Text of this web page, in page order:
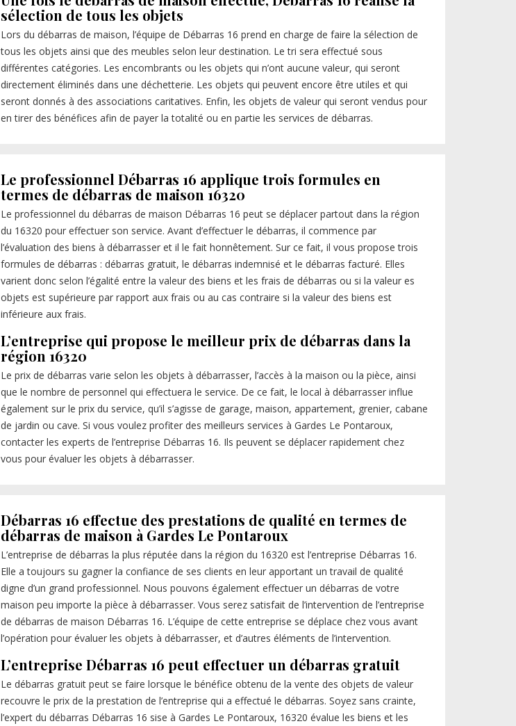
sélection de tous les objets
Lors du débarras de maison, l’équipe de Débarras 16 prend en charge de faire la sélection de
tous les objets ainsi que des meubles selon leur destination. Le tri sera effectué sous
différentes catégories. Les encombrants ou les objets qui n’ont aucune valeur, qui seront
directement éliminés dans une déchetterie. Les objets qui peuvent encore être utiles et qui
seront donnés à des associations caritatives. Enfin, les objets de valeur qui seront vendus pour
en tirer des bénéfices afin de payer la totalité ou en partie les services de débarras.
Le professionnel Débarras 16 applique trois formules en
termes de débarras de maison 16320
Le professionnel du débarras de maison Débarras 16 peut se déplacer partout dans la région
du 16320 pour effectuer son service. Avant d’effectuer le débarras, il commence par
l’évaluation des biens à débarrasser et il le fait honnêtement. Sur ce fait, il vous propose trois
formules de débarras : débarras gratuit, le débarras indemnisé et le débarras facturé. Elles
varient donc selon l’égalité entre la valeur des biens et les frais de débarras ou si la valeur es
objets est supérieure par rapport aux frais ou au cas contraire si la valeur des biens est
inférieure aux frais.
L’entreprise qui propose le meilleur prix de débarras dans la
région 16320
Le prix de débarras varie selon les objets à débarrasser, l’accès à la maison ou la pièce, ainsi
que le nombre de personnel qui effectuera le service. De ce fait, le local à débarrasser influe
également sur le prix du service, qu’il s’agisse de garage, maison, appartement, grenier, cabane
de jardin ou cave. Si vous voulez profiter des meilleurs services à Gardes Le Pontaroux,
contacter les experts de l’entreprise Débarras 16. Ils peuvent se déplacer rapidement chez
vous pour évaluer les objets à débarrasser.
Débarras 16 effectue des prestations de qualité en termes de
débarras de maison à Gardes Le Pontaroux
L’entreprise de débarras la plus réputée dans la région du 16320 est l’entreprise Débarras 16.
Elle a toujours su gagner la confiance de ses clients en leur apportant un travail de qualité
digne d’un grand professionnel. Nous pouvons également effectuer un débarras de votre
maison peu importe la pièce à débarrasser. Vous serez satisfait de l’intervention de l’entreprise
de débarras de maison Débarras 16. L’équipe de cette entreprise se déplace chez vous avant
l’opération pour évaluer les objets à débarrasser, et d’autres éléments de l’intervention.
L’entreprise Débarras 16 peut effectuer un débarras gratuit
Le débarras gratuit peut se faire lorsque le bénéfice obtenu de la vente des objets de valeur
recouvre le prix de la prestation de l’entreprise qui a effectué le débarras. Soyez sans crainte,
l’expert du débarras Débarras 16 sise à Gardes Le Pontaroux, 16320 évalue les biens et les